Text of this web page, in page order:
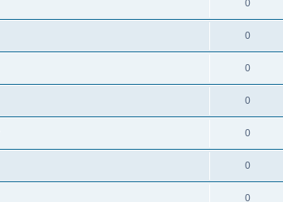
0
0
0
0
0
0
0